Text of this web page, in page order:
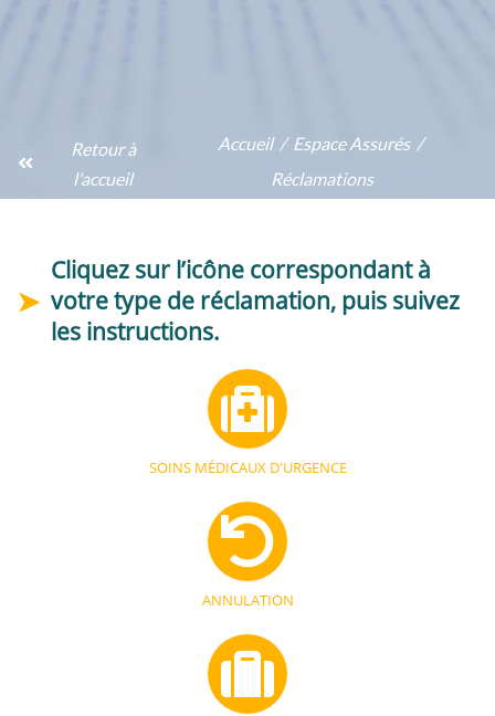
Retour à
l'accueil
Accueil
Espace Assurés
Réclamations
Cliquez sur l’icône correspondant à
votre type de réclamation, puis suivez
les instructions.
SOINS MÉDICAUX D'URGENCE
ANNULATION